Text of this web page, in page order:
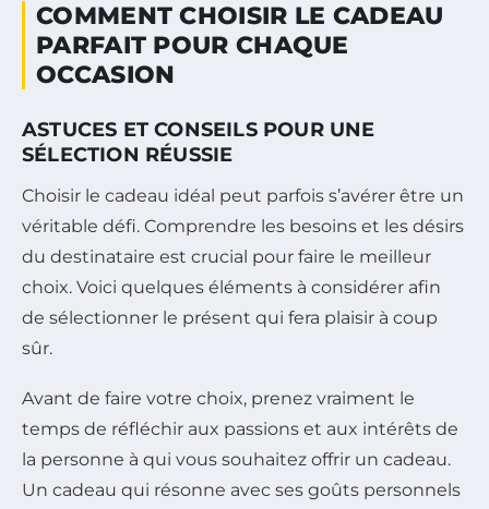
COMMENT CHOISIR LE CADEAU
PARFAIT POUR CHAQUE
OCCASION
ASTUCES ET CONSEILS POUR UNE
SÉLECTION RÉUSSIE
Choisir le cadeau idéal peut parfois s’avérer être un
véritable défi. Comprendre les besoins et les désirs
du destinataire est crucial pour faire le meilleur
choix. Voici quelques éléments à considérer afin
de sélectionner le présent qui fera plaisir à coup
sûr.
Avant de faire votre choix, prenez vraiment le
temps de réfléchir aux passions et aux intérêts de
la personne à qui vous souhaitez offrir un cadeau.
Un cadeau qui résonne avec ses goûts personnels